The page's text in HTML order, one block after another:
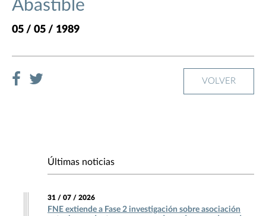
Abastible
05 / 05 / 1989
VOLVER
Últimas noticias
31 / 07 / 2026
FNE extiende a Fase 2 investigación sobre asociación